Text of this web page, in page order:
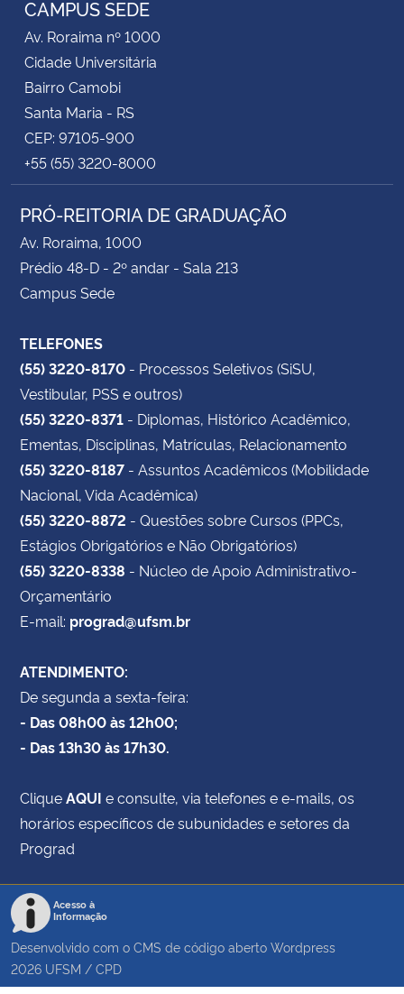
CAMPUS SEDE
Av. Roraima nº 1000
Cidade Universitária
Bairro Camobi
Santa Maria - RS
CEP: 97105-900
+55 (55) 3220-8000
PRÓ-REITORIA DE GRADUAÇÃO
Av. Roraima, 1000
Prédio 48-D - 2º andar - Sala 213
Campus Sede
TELEFONES
(55) 3220-8170 - Processos Seletivos (SiSU,
Vestibular, PSS e outros)
(55) 3220-8371 - Diplomas, Histórico Acadêmico,
Ementas, Disciplinas, Matrículas, Relacionamento
(55) 3220-8187 - Assuntos Acadêmicos (Mobilidade
Nacional, Vida Acadêmica)
(55) 3220-8872 - Questões sobre Cursos (PPCs,
Estágios Obrigatórios e Não Obrigatórios)
(55) 3220-8338 - Núcleo de Apoio Administrativo-
Orçamentário
E-mail: prograd@ufsm.br
ATENDIMENTO:
De segunda a sexta-feira:
- Das 08h00 às 12h00;
- Das 13h30 às 17h30.
CliqueAQUI e consulte, via telefones e e-mails, os
horários específicos de subunidades e setores da
Prograd
Acesso à
Informação
Desenvolvido com o CMS de código aberto Wordpress
2026 UFSM / CPD